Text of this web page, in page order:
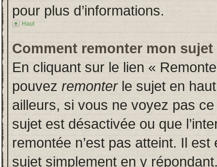
pour plus d’informations.
Haut
Comment remonter mon sujet
En cliquant sur le lien «
pouvez remonterle sujet en
ailleurs, si vous ne voyez pas
sujet est désactivée ou que
remontée n’est pas atteint. Il
sujet simplement en y